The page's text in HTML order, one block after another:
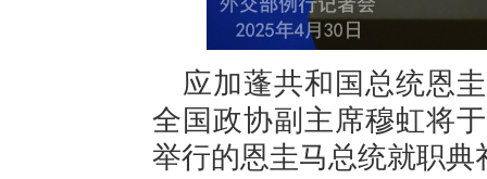
应加蓬共和国总统恩
全国政协副主席穆虹将
举行的恩圭马总统就职典